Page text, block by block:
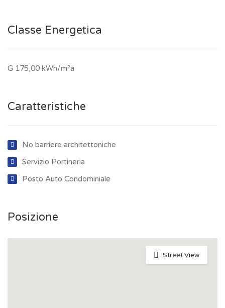
Classe Energetica
G 175,00 kWh/m²a
Caratteristiche
No barriere architettoniche
Servizio Portineria
Posto Auto Condominiale
Posizione
Street View